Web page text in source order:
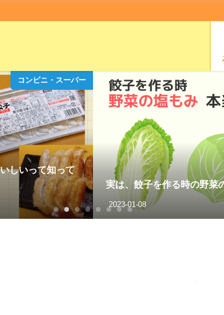
コンビニ・スーパー
しいって知って
実は、餃子を作る時の野菜
2023-01-08